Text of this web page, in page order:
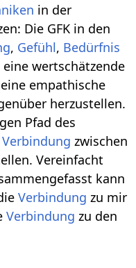
in der
Die GFK in den
, Gefühl, Bedürfnis
wertschätzende
empathische
herzustellen.
Pfad des
Verbindung zwischen
Vereinfacht
kann
Verbindung zu mir
Verbindung zu den